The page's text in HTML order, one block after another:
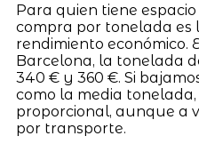
Para quien tiene
compra por tonelada es
rendimiento económico.
Barcelona, la tonelada
340 € y 360 €. Si
como la media
proporcional, aunque a
por transporte.